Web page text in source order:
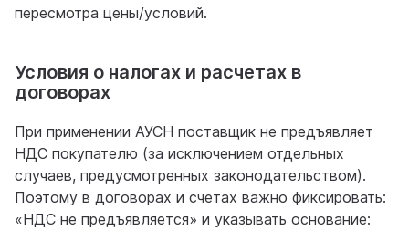
пересмотра цены/условий.
Условия о налогах и расчетах в
договорах
При применении АУСН поставщик не предъявляет
НДС покупателю (за исключением отдельных
случаев, предусмотренных законодательством).
Поэтому в договорах и счетах важно фиксировать:
«НДС не предъявляется» и указывать основание: